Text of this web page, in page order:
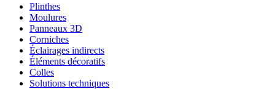
Plinthes
Moulures
Panneaux 3D
Corniches
Éclairages indirects
Éléments décoratifs
Colles
Solutions techniques